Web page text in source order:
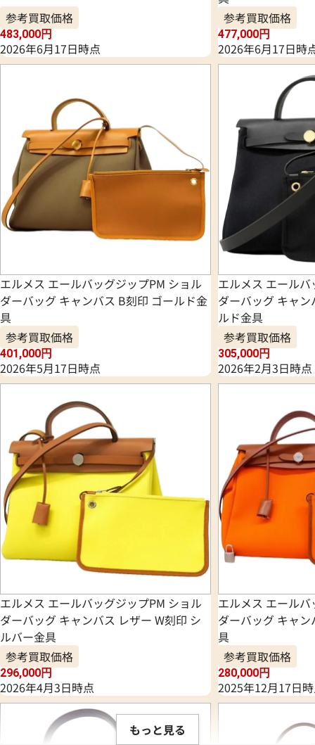
参考買取価格
483,000円
2026年6月17日時点
参考買取価格
477,000円
2026年6月17日時
エルメス エールバッグジップPM ショル
ダーバッグ キャンバス B刻印 ゴールド金
具
参考買取価格
401,000円
2026年5月17日時点
エルメス エール
ダーバッグ キャ
ルド金具
参考買取価格
305,000円
2026年2月3日時点
エルメス エールバッグジップPM ショル
ダーバッグ キャンバス レザー W刻印 シ
ルバー金具
参考買取価格
296,000円
2026年4月3日時点
エルメス エール
ダーバッグ キャ
具
参考買取価格
280,000円
2025年12月17日
もっと見る